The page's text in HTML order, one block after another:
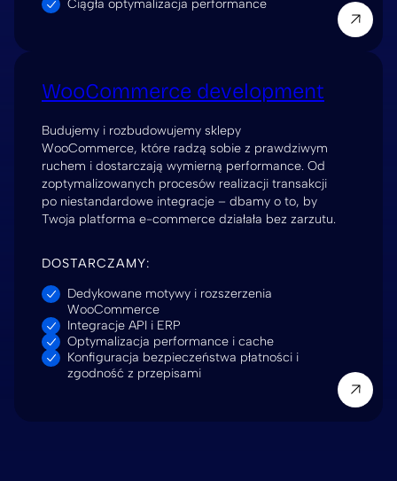
Ciągła optymalizacja performance
WooCommerce development
Budujemy i rozbudowujemy sklepy
WooCommerce, które radzą sobie z prawdziwym
ruchem i dostarczają wymierną performance. Od
zoptymalizowanych procesów realizacji transakcji
po niestandardowe integracje – dbamy o to, by
Twoja platforma e-commerce działała bez zarzutu.
DOSTARCZAMY:
Dedykowane motywy i rozszerzenia
WooCommerce
Integracje API i ERP
Optymalizacja performance i cache
Konfiguracja bezpieczeństwa płatności i
zgodność z przepisami